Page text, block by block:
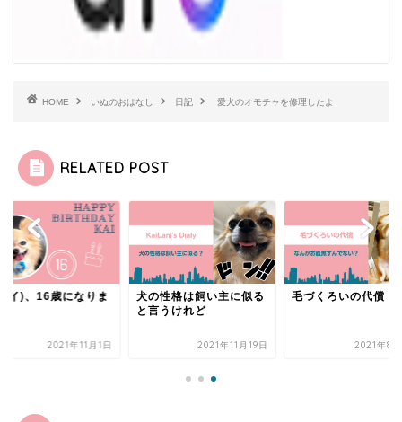
HOME いぬのおはなし 日記 愛犬のオモチャを修理したよ
RELATED POST
イ)、16歳になりま
2021年11月1日
犬の性格は飼い主に似る
と言うけれど
2021年11月19日
毛づくろいの代償
2021年8